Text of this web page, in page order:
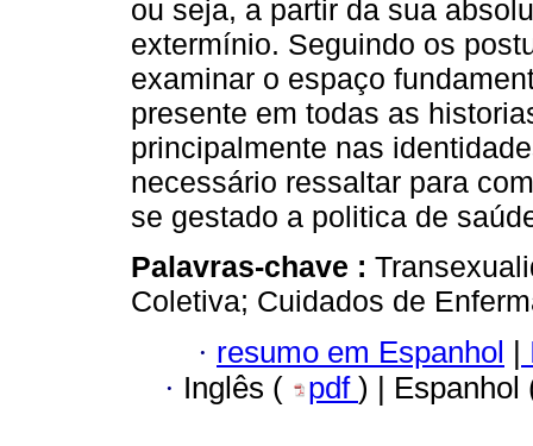
ou seja, a partir da sua
extermínio. Seguindo os
examinar o espaço
presente em todas as
principalmente nas
necessário ressaltar para
se gestado a politica de
Palavras-chave :
Coletiva; Cuidados de
· resumo em Espanhol |
· Inglês ( pdf ) |